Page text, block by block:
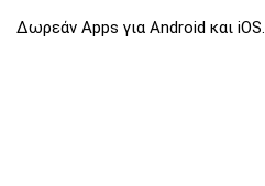
Δωρεάν Apps για Android και iOS.